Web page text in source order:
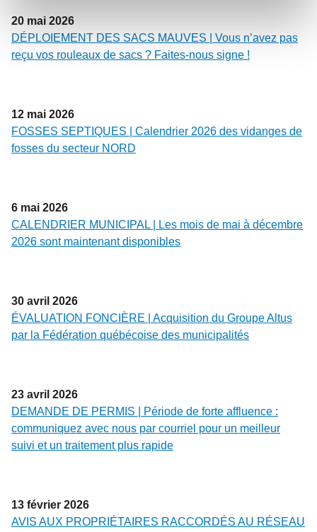
20 mai 2026
DÉPLOIEMENT DES SACS MAUVES | Vous n’avez pas
reçu vos rouleaux de sacs ? Faites-nous signe !
12 mai 2026
FOSSES SEPTIQUES | Calendrier 2026 des vidanges de
fosses du secteur NORD
6 mai 2026
CALENDRIER MUNICIPAL | Les mois de mai à décembre
2026 sont maintenant disponibles
30 avril 2026
ÉVALUATION FONCIÈRE | Acquisition du Groupe Altus
par la Fédération québécoise des municipalités
23 avril 2026
DEMANDE DE PERMIS | Période de forte affluence :
communiquez avec nous par courriel pour un meilleur
suivi et un traitement plus rapide
13 février 2026
AVIS AUX PROPRIÉTAIRES RACCORDÉS AU RÉSEAU